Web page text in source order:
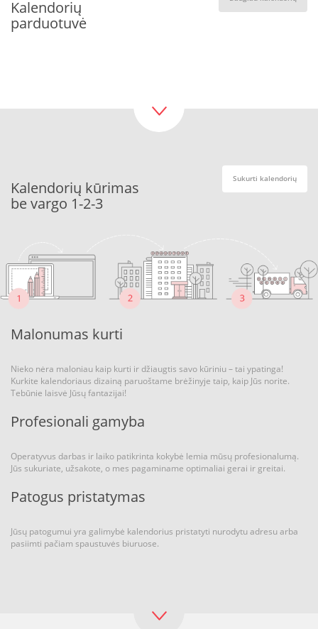
Kalendorių
parduotuvė
Kalendorių kūrimas
be vargo 1-2-3
Sukurti kalendorių
Malonumas kurti
Nieko nėra maloniau kaip kurti ir džiaugtis savo kūriniu – tai ypatinga!
Kurkite kalendoriaus dizainą paruoštame brėžinyje taip, kaip Jūs norite.
Tebūnie laisvė Jūsų fantazijai!
Profesionali gamyba
Operatyvus darbas ir laiko patikrinta kokybė lemia mūsų profesionalumą.
Jūs sukuriate, užsakote, o mes pagaminame optimaliai gerai ir greitai.
Patogus pristatymas
Jūsų patogumui yra galimybė kalendorius pristatyti nurodytu adresu arba
pasiimti pačiam spaustuvės biuruose.